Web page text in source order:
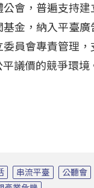
會，普遍支持
金，納入平臺
員會專責管理
議價的競爭環境
串流平臺
公聽會